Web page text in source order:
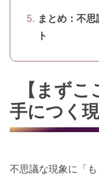
まとめ：不
ト
【まず
手につく
不思議な現象に「